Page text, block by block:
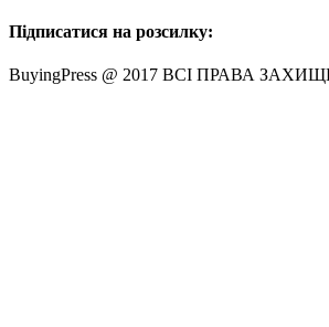
Підписатися на розсилку:
BuyingPress @ 2017 ВСІ ПРАВА